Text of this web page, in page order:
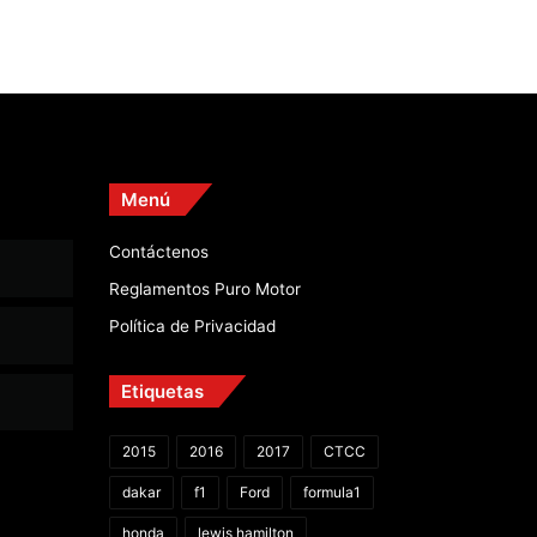
Menú
Contáctenos
Reglamentos Puro Motor
Política de Privacidad
Etiquetas
2015 2016 2017 CTCC
dakar f1 Ford formula1
honda lewis hamilton